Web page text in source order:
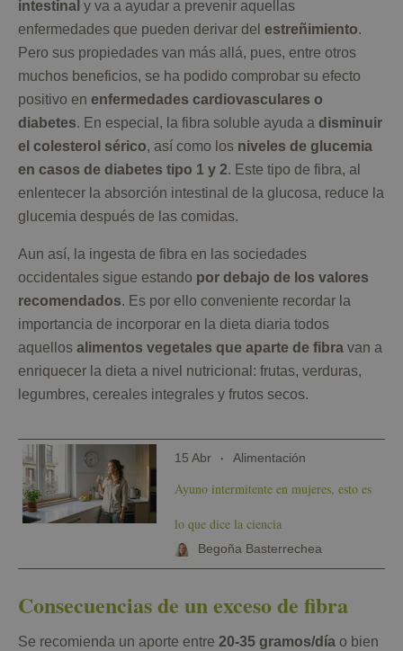
intestinal y va a ayudar a prevenir aquellas
enfermedades que pueden derivar del estreñimiento.
Pero sus propiedades van más allá, pues, entre otros
muchos beneficios, se ha podido comprobar su efecto
positivo en enfermedades cardiovasculares o
diabetes. En especial, la fibra soluble ayuda a disminuir
el colesterol sérico, así como los niveles de glucemia
en casos de diabetes tipo 1 y 2. Este tipo de fibra, al
enlentecer la absorción intestinal de la glucosa, reduce la
glucemia después de las comidas.
Aun así, la ingesta de fibra en las sociedades
occidentales sigue estando por debajo de los valores
recomendados. Es por ello conveniente recordar la
importancia de incorporar en la dieta diaria todos
aquellos alimentos vegetales que aparte de fibra van a
enriquecer la dieta a nivel nutricional: frutas, verduras,
legumbres, cereales integrales y frutos secos.
15 Abr Alimentación
Ayuno intermitente en mujeres, esto es
lo que dice la ciencia
Begoña Basterrechea
Consecuencias de un exceso de fibra
Se recomienda un aporte entre 20-35 gramos/día o bien